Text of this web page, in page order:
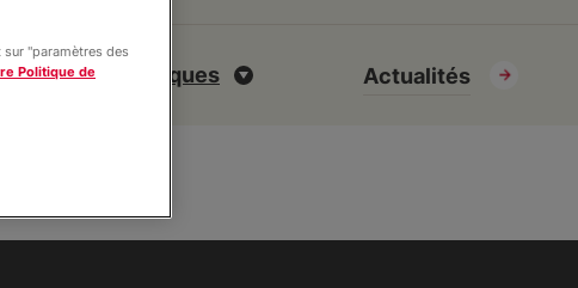
Plus de thématiques Actualités
"paramètres des
Politique de